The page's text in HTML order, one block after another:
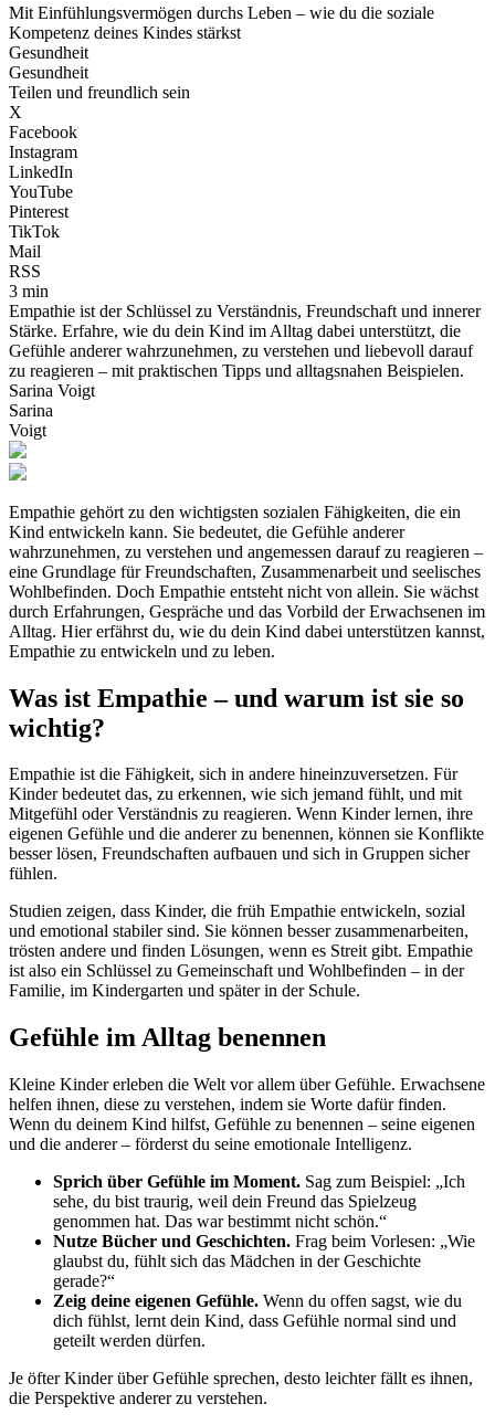
Mit Einfühlungsvermögen durchs Leben – wie du die soziale
Kompetenz deines Kindes stärkst
Gesundheit
Gesundheit
Teilen und freundlich sein
X
Facebook
Instagram
LinkedIn
YouTube
Pinterest
TikTok
Mail
RSS
3 min
Empathie ist der Schlüssel zu Verständnis, Freundschaft und innerer
Stärke. Erfahre, wie du dein Kind im Alltag dabei unterstützt, die
Gefühle anderer wahrzunehmen, zu verstehen und liebevoll darauf
zu reagieren – mit praktischen Tipps und alltagsnahen Beispielen.
Sarina Voigt
Sarina
Voigt
Empathie gehört zu den wichtigsten sozialen Fähigkeiten, die ein
Kind entwickeln kann. Sie bedeutet, die Gefühle anderer
wahrzunehmen, zu verstehen und angemessen darauf zu reagieren –
eine Grundlage für Freundschaften, Zusammenarbeit und seelisches
Wohlbefinden. Doch Empathie entsteht nicht von allein. Sie wächst
durch Erfahrungen, Gespräche und das Vorbild der Erwachsenen im
Alltag. Hier erfährst du, wie du dein Kind dabei unterstützen kannst,
Empathie zu entwickeln und zu leben.
Was ist Empathie – und warum ist sie so
wichtig?
Empathie ist die Fähigkeit, sich in andere hineinzuversetzen. Für
Kinder bedeutet das, zu erkennen, wie sich jemand fühlt, und mit
Mitgefühl oder Verständnis zu reagieren. Wenn Kinder lernen, ihre
eigenen Gefühle und die anderer zu benennen, können sie Konflikte
besser lösen, Freundschaften aufbauen und sich in Gruppen sicher
fühlen.
Studien zeigen, dass Kinder, die früh Empathie entwickeln, sozial
und emotional stabiler sind. Sie können besser zusammenarbeiten,
trösten andere und finden Lösungen, wenn es Streit gibt. Empathie
ist also ein Schlüssel zu Gemeinschaft und Wohlbefinden – in der
Familie, im Kindergarten und später in der Schule.
Gefühle im Alltag benennen
Kleine Kinder erleben die Welt vor allem über Gefühle. Erwachsene
helfen ihnen, diese zu verstehen, indem sie Worte dafür finden.
Wenn du deinem Kind hilfst, Gefühle zu benennen – seine eigenen
und die anderer – förderst du seine emotionale Intelligenz.
Sprich über Gefühle im Moment. Sag zum Beispiel: „Ich
sehe, du bist traurig, weil dein Freund das Spielzeug
genommen hat. Das war bestimmt nicht schön.“
Nutze Bücher und Geschichten. Frag beim Vorlesen: „Wie
glaubst du, fühlt sich das Mädchen in der Geschichte
gerade?“
Zeig deine eigenen Gefühle. Wenn du offen sagst, wie du
dich fühlst, lernt dein Kind, dass Gefühle normal sind und
geteilt werden dürfen.
Je öfter Kinder über Gefühle sprechen, desto leichter fällt es ihnen,
die Perspektive anderer zu verstehen.